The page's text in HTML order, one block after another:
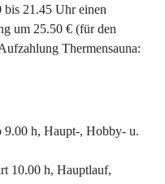
bis 21.45 Uhr einen
um 25.50 € (für den
Thermensauna:
9.00 h, Haupt-, Hobby- u.
10.00 h, Hauptlauf,